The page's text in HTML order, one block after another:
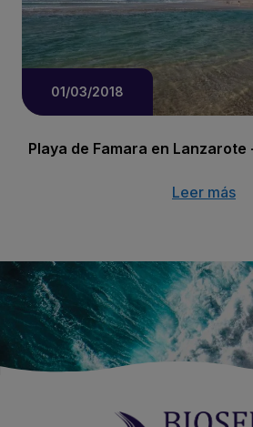
01/03/2018
Playa de Famara en Lanzarote
Leer más